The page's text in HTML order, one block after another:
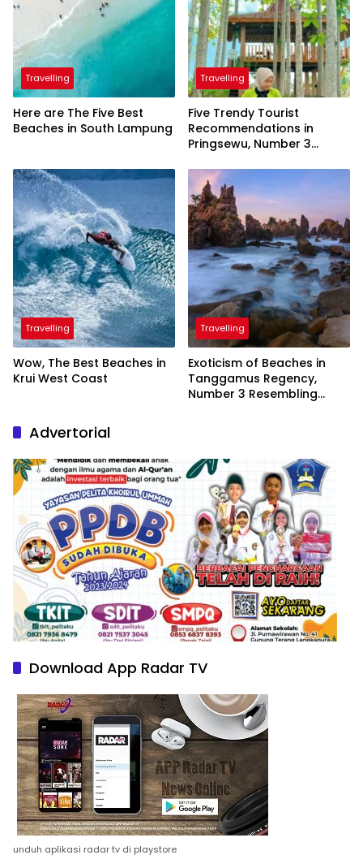
Travelling
Here are The Five Best
Beaches in South Lampung
Travelling
Five Trendy Tourist
Recommendations in
Pringsewu, Number 3
President
Travelling
Wow, The Best Beaches in
Krui West Coast
Travelling
Exoticism of Beaches in
Tanggamus Regency,
Number 3 Resembling
Advertorial
Download App Radar TV
unduh aplikasi radar tv di playstore